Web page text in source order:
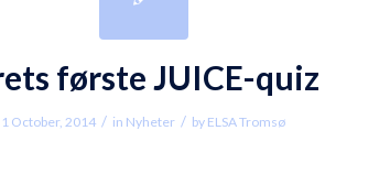
første JUICE-quiz
1 October, 2014 / in Nyheter / by ELSA Tromsø